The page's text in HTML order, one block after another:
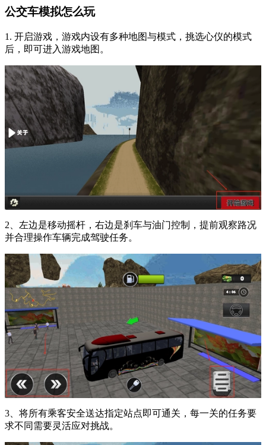
公交车模拟怎么玩
1. 开启游戏，游戏内设有多种地图与模式，挑选心仪的模式
后，即可进入游戏地图。
2、左边是移动摇杆，右边是刹车与油门控制，提前观察路况
并合理操作车辆完成驾驶任务。
3、将所有乘客安全送达指定站点即可通关，每一关的任务要
求不同需要灵活应对挑战。